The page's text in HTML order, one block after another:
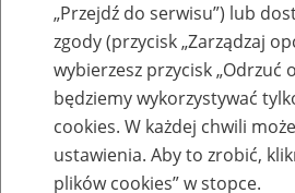
Baza
przekształconych
„Przejdź do serwisu”) lub
zgody (przycisk „Zarządzaj
wybierzesz przycisk „Odrzuć
będziemy wykorzystywać
cookies. W każdej chwili
ustawienia. Aby to zrobić,
plików cookies” w stopce.